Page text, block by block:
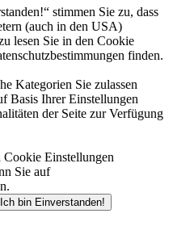
stimmen Sie zu, dass
(auch in den USA)
lesen Sie in den Cookie
finden.
Kategorien Sie zulassen
Basis Ihrer Einstellungen
der Seite zur Verfügung
Einstellungen
Sie auf
Ich bin Einverstanden!